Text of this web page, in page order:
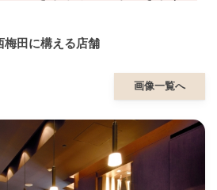
梅田に構える店舗
画像一覧へ